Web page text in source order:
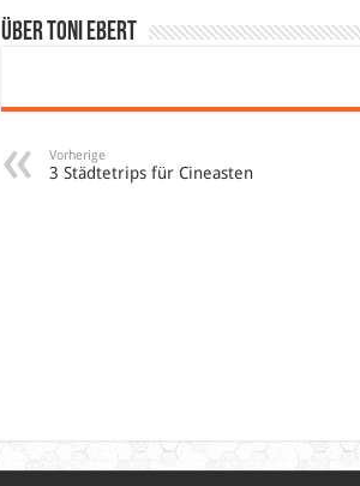
Über Toni Ebert
Vorherige
3 Städtetrips für Cineasten